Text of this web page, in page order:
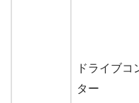
ドライブコ
ター